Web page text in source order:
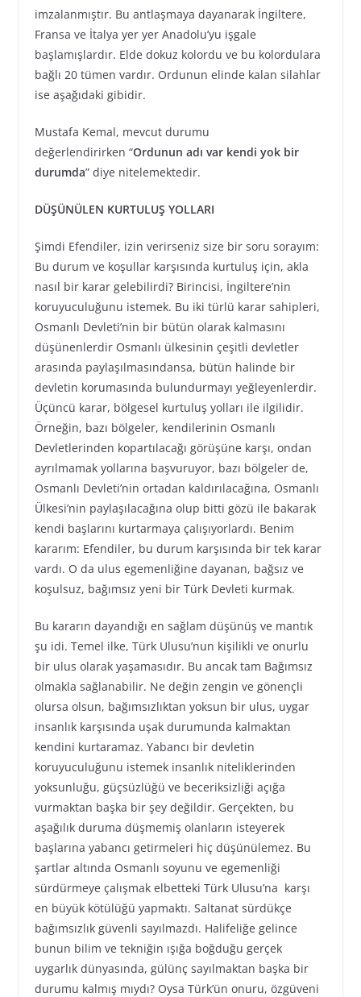
imzalanmıştır. Bu antlaşmaya dayanarak İngiltere,
Fransa ve İtalya yer yer Anadolu’yu işgale
başlamışlardır. Elde dokuz kolordu ve bu kolordulara
bağlı 20 tümen vardır. Ordunun elinde kalan silahlar
ise aşağıdaki gibidir.
Mustafa Kemal, mevcut durumu
değerlendirirken “Ordunun adı var kendi yok bir
durumda” diye nitelemektedir.
DÜŞÜNÜLEN KURTULUŞ YOLLARI
Şimdi Efendiler, izin verirseniz size bir soru sorayım:
Bu durum ve koşullar karşısında kurtuluş için, akla
nasıl bir karar gelebilirdi? Birincisi, İngiltere’nin
koruyuculuğunu istemek. Bu iki türlü karar sahipleri,
Osmanlı Devleti’nin bir bütün olarak kalmasını
düşünenlerdir Osmanlı ülkesinin çeşitli devletler
arasında paylaşılmasındansa, bütün halinde bir
devletin korumasında bulundurmayı yeğleyenlerdir.
Üçüncü karar, bölgesel kurtuluş yolları ile ilgilidir.
Örneğin, bazı bölgeler, kendilerinin Osmanlı
Devletlerinden kopartılacağı görüşüne karşı, ondan
ayrılmamak yollarına başvuruyor, bazı bölgeler de,
Osmanlı Devleti’nin ortadan kaldırılacağına, Osmanlı
Ülkesi’nin paylaşılacağına olup bitti gözü ile bakarak
kendi başlarını kurtarmaya çalışıyorlardı. Benim
kararım: Efendiler, bu durum karşısında bir tek karar
vardı. O da ulus egemenliğine dayanan, bağsız ve
koşulsuz, bağımsız yeni bir Türk Devleti kurmak.
Bu kararın dayandığı en sağlam düşünüş ve mantık
şu idi. Temel ilke, Türk Ulusu’nun kişilikli ve onurlu
bir ulus olarak yaşamasıdır. Bu ancak tam Bağımsız
olmakla sağlanabilir. Ne değin zengin ve gönençli
olursa olsun, bağımsızlıktan yoksun bir ulus, uygar
insanlık karşısında uşak durumunda kalmaktan
kendini kurtaramaz. Yabancı bir devletin
koruyuculuğunu istemek insanlık niteliklerinden
yoksunluğu, güçsüzlüğü ve beceriksizliği açığa
vurmaktan başka bir şey değildir. Gerçekten, bu
aşağılık duruma düşmemiş olanların isteyerek
başlarına yabancı getirmeleri hiç düşünülemez. Bu
şartlar altında Osmanlı soyunu ve egemenliği
sürdürmeye çalışmak elbetteki Türk Ulusu’na karşı
en büyük kötülüğü yapmaktı. Saltanat sürdükçe
bağımsızlık güvenli sayılmazdı. Halifeliğe gelince
bunun bilim ve tekniğin ışığa boğduğu gerçek
uygarlık dünyasında, gülünç sayılmaktan başka bir
durumu kalmış mıydı? Oysa Türk’ün onuru, özgüveni